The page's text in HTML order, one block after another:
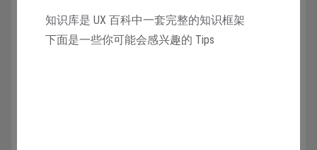
会，而省会又远高于普通地级县市。且互联网产业是高
新技术产业，优质企业主要聚集在发达城市，所以城市
知识库是 UX 百科中一套完整的知识框架
下面是一些你可能会感兴趣的 Tips